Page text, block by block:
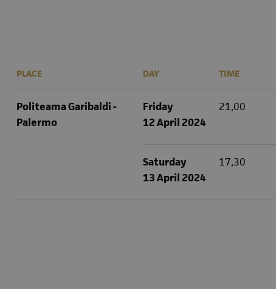
PLACE
Politeama Garibaldi -
Palermo
DAY TIME
Friday
12 April 2024
21,00
Saturday
13 April 2024
17,30